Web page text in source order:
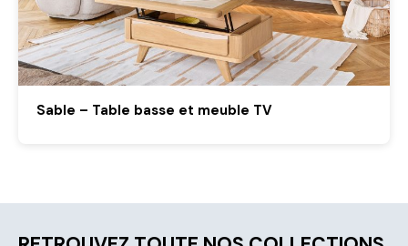
Sable – Table basse et meuble TV